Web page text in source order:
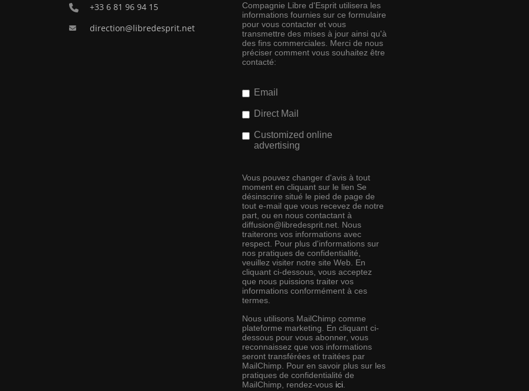
+33 6 81 96 94 15
direction@libredesprit.net
Compagnie Libre d'Esprit utilisera les
informations fournies sur ce formulaire
pour vous contacter et vous
transmettre des mises à jour ainsi qu'à
des fins commerciales. Merci de nous
préciser comment vous souhaitez être
contacté:
Email
Direct Mail
Customized online
advertising
Vous pouvez changer d'avis à tout
moment en cliquant sur le lien Se
désinscrire situé le pied de page de
tout e-mail que vous recevez de notre
part, ou en nous contactant à
diffusion@libredesprit.net. Nous
traiterons vos informations avec
respect. Pour plus d'informations sur
nos pratiques de confidentialité,
veuillez visiter notre site Web. En
cliquant ci-dessous, vous acceptez
que nous puissions traiter vos
informations conformément à ces
termes.
Nous utilisons MailChimp comme
plateforme marketing. En cliquant ci-
dessous pour vous abonner, vous
reconnaissez que vos informations
seront transférées et traitées par
MailChimp. Pour en savoir plus sur les
pratiques de confidentialité de
MailChimp, rendez-vous ici.